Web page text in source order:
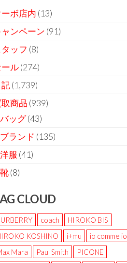
ーボ店内 (13)
ンペーン (91)
タッフ (8)
ル(274)
記(1,739)
商品 (939)
バッグ(43)
ブランド (135)
洋服 (41)
靴(8)
CLOUD
coach
HIROKO BIS
KOSHINO
i+mu io comme io
Mara
Paul Smith
PICONE